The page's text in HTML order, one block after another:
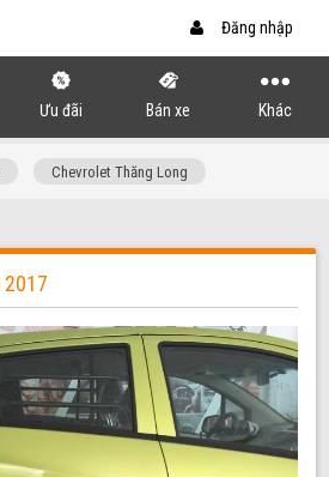
Đăng nhập
Ưu đãi Bán xe Khác
Chevrolet Thăng Long
2017